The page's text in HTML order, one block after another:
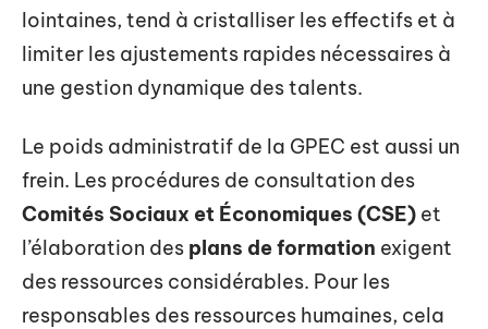
lointaines, tend à cristalliser les effectifs et à
limiter les ajustements rapides nécessaires à
une gestion dynamique des talents.
Le poids administratif de la GPEC est aussi un
frein. Les procédures de consultation des
Comités Sociaux et Économiques (CSE) et
l’élaboration des plans de formation exigent
des ressources considérables. Pour les
responsables des ressources humaines, cela